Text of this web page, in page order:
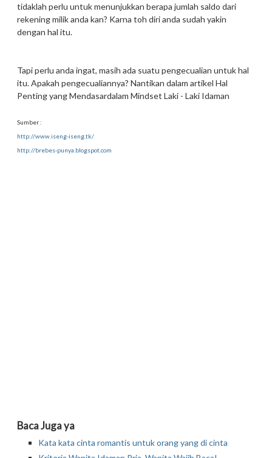
tidaklah perlu untuk menunjukkan berapa jumlah saldo dari
rekening milik anda kan? Karna toh diri anda sudah yakin
dengan hal itu.
Tapi perlu anda ingat, masih ada suatu pengecualian untuk hal
itu. Apakah pengecualiannya? Nantikan dalam artikel Hal
Penting yang Mendasardalam Mindset Laki - Laki Idaman
Sumber :
http://www.iseng-iseng.tk/
http://brebes-punya.blogspot.com
Baca Juga ya
Kata kata cinta romantis untuk orang yang di cinta